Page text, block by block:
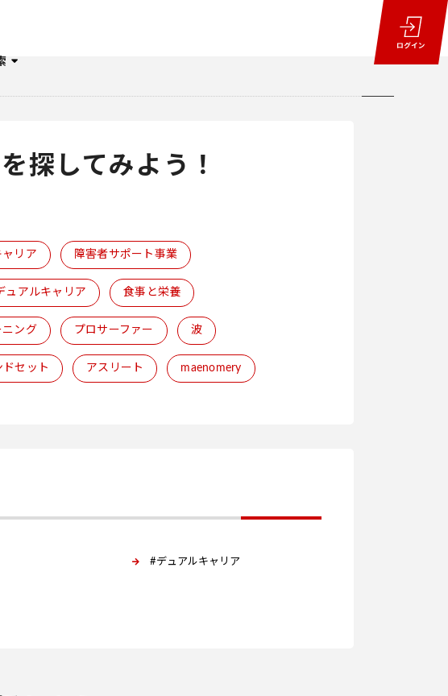
探してみよう！
リア 障害者サポート事業
ュアルキャリア 食事と栄養
ング プロサーファー 波
ドセット アスリート maenomery
#デュアルキャリア